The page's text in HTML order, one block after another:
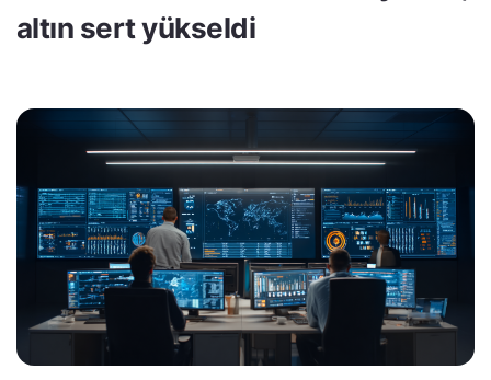
altın sert yükseldi